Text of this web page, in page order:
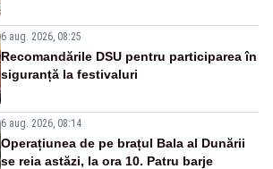
6 aug. 2026, 08:25
Recomandările DSU pentru participarea în
siguranță la festivaluri
6 aug. 2026, 08:14
Operațiunea de pe brațul Bala al Dunării
se reia astăzi, la ora 10. Patru barje